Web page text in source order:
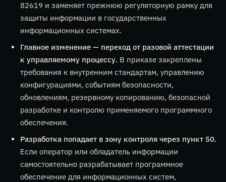
82619 и заменяет прежнюю регуляторную рамку для
защиты информации в государственных
информационных системах.
Главное изменение — переход от разовой аттестации
к управляемому процессу. В приказе закреплены
требования к внутренним стандартам, управлению
конфигурациями, событиям безопасности,
обновлениям, резервному копированию, безопасной
разработке и контролю применяемого программного
обеспечения.
Разработка попадает в зону контроля через пункт 50.
Если оператор или обладатель информации
самостоятельно разрабатывает программное
обеспечение для информационных систем,